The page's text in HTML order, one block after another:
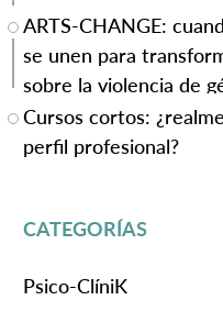
ARTS-CHANGE:
se unen para
sobre la violencia de
Cursos cortos:
perfil profesional?
CATEGORÍAS
Psico-ClíniK